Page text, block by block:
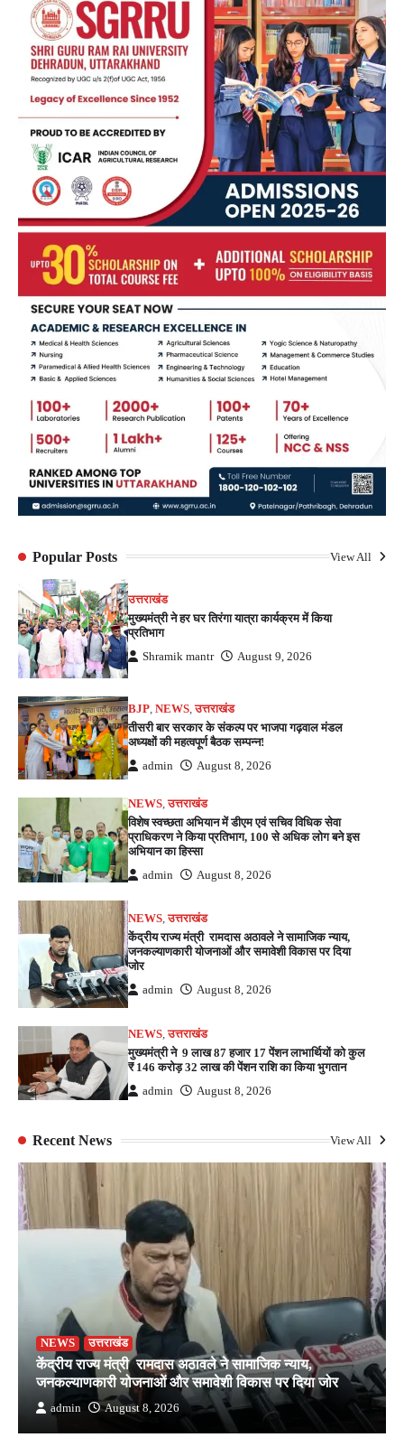
Popular Posts View All
उत्तराखंड
मुख्यमंत्री ने हर घर तिरंगा यात्रा कार्यक्रम में किया
प्रतिभाग
Shramik mantr August 9, 2026
BJP ,NEWS ,उत्तराखंड
तीसरी बार सरकार के संकल्प पर भाजपा गढ़वाल मंडल
अध्यक्षों की महत्वपूर्ण बैठक सम्पन्न!
admin August 8, 2026
NEWS ,उत्तराखंड
विशेष स्वच्छता अभियान में डीएम एवं सचिव विधिक सेवा
प्राधिकरण ने किया प्रतिभाग, 100 से अधिक लोग बने इस
अभियान का हिस्सा
admin August 8, 2026
NEWS ,उत्तराखंड
केंद्रीय राज्य मंत्री रामदास अठावले ने सामाजिक न्याय,
जनकल्याणकारी योजनाओं और समावेशी विकास पर दिया
जोर
admin August 8, 2026
NEWS,उत्तराखंड
मुख्यमंत्री ने 9 लाख 87 हजार 17 पेंशन लाभार्थियों को कुल
₹ 146 करोड़ 32 लाख की पेंशन राशि का किया भुगतान
admin August 8, 2026
Recent News View All
NEWS उत्तराखंड
केंद्रीय राज्य मंत्री रामदास अठावले ने सामाजिक न्याय,
जनकल्याणकारी योजनाओं और समावेशी विकास पर दिया जोर
admin August 8, 2026